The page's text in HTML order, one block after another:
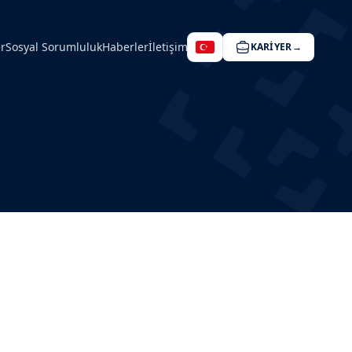
Sosyal SorumlulukHaberlerİletişim KARIYER→